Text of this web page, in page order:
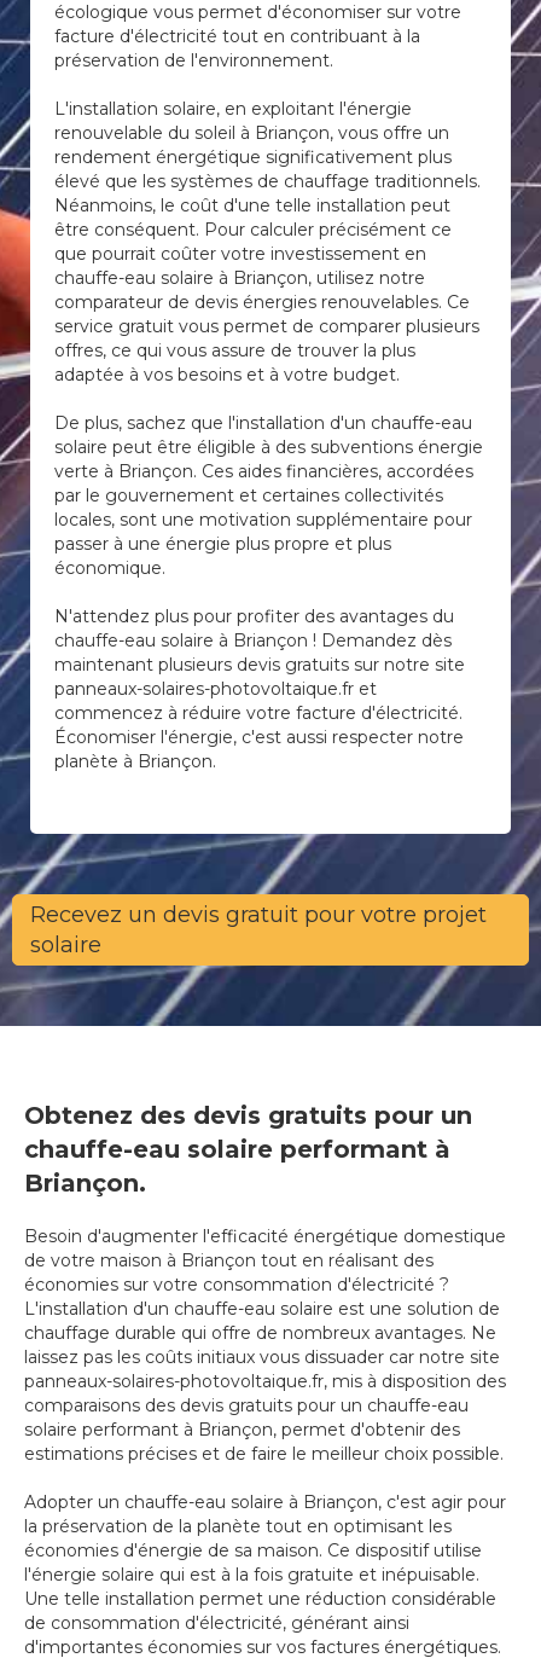
écologique vous permet d'économiser sur votre
facture d'électricité tout en contribuant à la
préservation de l'environnement.
L'installation solaire, en exploitant l'énergie
renouvelable du soleil à Briançon, vous offre un
rendement énergétique significativement plus
élevé que les systèmes de chauffage traditionnels.
Néanmoins, le coût d'une telle installation peut
être conséquent. Pour calculer précisément ce
que pourrait coûter votre investissement en
chauffe-eau solaire à Briançon, utilisez notre
comparateur de devis énergies renouvelables. Ce
service gratuit vous permet de comparer plusieurs
offres, ce qui vous assure de trouver la plus
adaptée à vos besoins et à votre budget.
De plus, sachez que l'installation d'un chauffe-eau
solaire peut être éligible à des subventions énergie
verte à Briançon. Ces aides financières, accordées
par le gouvernement et certaines collectivités
locales, sont une motivation supplémentaire pour
passer à une énergie plus propre et plus
économique.
N'attendez plus pour profiter des avantages du
chauffe-eau solaire à Briançon ! Demandez dès
maintenant plusieurs devis gratuits sur notre site
panneaux-solaires-photovoltaique.fr et
commencez à réduire votre facture d'électricité.
Économiser l'énergie, c'est aussi respecter notre
planète à Briançon.
Recevez un devis gratuit pour votre projet
solaire
Obtenez des devis gratuits pour un
chauffe-eau solaire performant à
Briançon.
Besoin d'augmenter l'efficacité énergétique domestique
de votre maison à Briançon tout en réalisant des
économies sur votre consommation d'électricité ?
L'installation d'un chauffe-eau solaire est une solution de
chauffage durable qui offre de nombreux avantages. Ne
laissez pas les coûts initiaux vous dissuader car notre site
panneaux-solaires-photovoltaique.fr, mis à disposition des
comparaisons des devis gratuits pour un chauffe-eau
solaire performant à Briançon, permet d'obtenir des
estimations précises et de faire le meilleur choix possible.
Adopter un chauffe-eau solaire à Briançon, c'est agir pour
la préservation de la planète tout en optimisant les
économies d'énergie de sa maison. Ce dispositif utilise
l'énergie solaire qui est à la fois gratuite et inépuisable.
Une telle installation permet une réduction considérable
de consommation d'électricité, générant ainsi
d'importantes économies sur vos factures énergétiques.